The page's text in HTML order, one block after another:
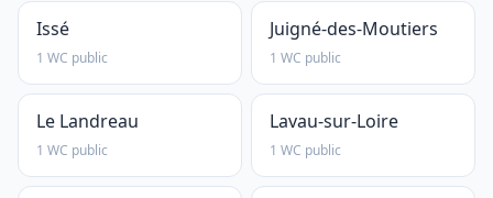
Issé
1 WC public
Juigné-des-Moutiers
1 WC public
Le Landreau
1 WC public
Lavau-sur-Loire
1 WC public